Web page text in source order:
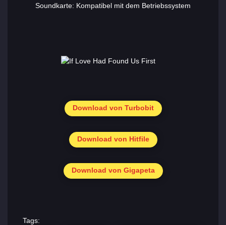
Soundkarte: Kompatibel mit dem Betriebssystem
Download von Turbobit
Download von Hitfile
Download von Gigapeta
Tags: